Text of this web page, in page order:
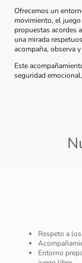
Ofrecemos un
movimiento, el
propuestas acordes
una mirada
acompaña, observa
Este
seguridad
Respeto a
Entorno